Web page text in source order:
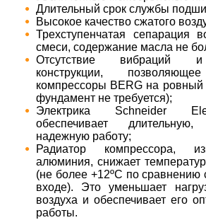
​Длительный срок службы
​Высокое качество сжатого
​Трехступенчатая сепарация
смеси, содержание масла не
​Отсутствие вибраций и
конструкции,
компрессоры BERG на
фундамент не требуется);
​Электрика Schneider
обеспечивает
надежную работу;
​Радиатор компрессора,
алюминия, снижает
(не более +12ºС по сравнению
входе). Это уменьшает
воздуха и обеспечивает его
работы.